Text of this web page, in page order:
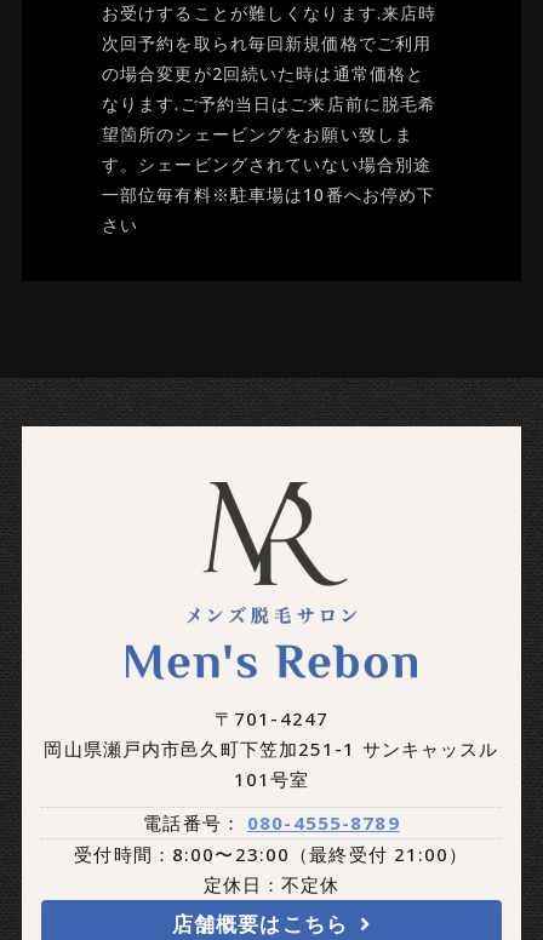
お受けすることが難しくなります.来店時
次回予約を取られ毎回新規価格でご利用
の場合変更が2回続いた時は通常価格と
なります.ご予約当日はご来店前に脱毛希
望箇所のシェービングをお願い致しま
す。シェービングされていない場合別途
一部位毎有料※駐車場は10番へお停め下
さい
〒701-4247
岡山県瀬戸内市邑久町下笠加251-1 サンキャッスル
101号室
電話番号： 080-4555-8789
受付時間：8:00〜23:00（最終受付 21:00）
定休日：不定休
店舗概要はこちら